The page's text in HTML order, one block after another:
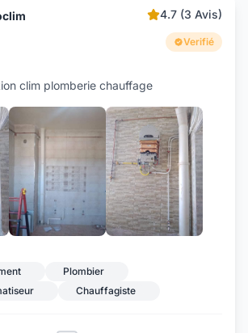
4.7 (3 Avis)
Verifié
clim plomberie chauffage
Plombier
Chauffagiste